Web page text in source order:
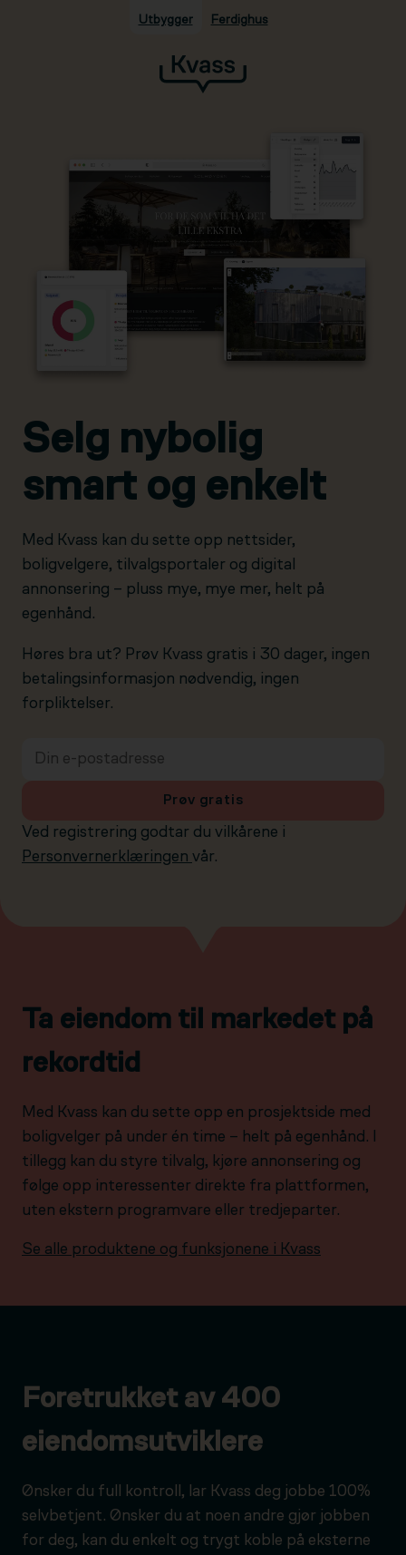
Hopp til hovedinnhold
Utbygger Ferdighus
Selg nybolig
smart og enkelt
Med Kvass kan du sette opp nettsider,
boligvelgere, tilvalgsportaler og digital
annonsering – pluss mye, mye mer, helt på
egenhånd.
Høres bra ut? Prøv Kvass gratis i 30 dager, ingen
betalingsinformasjon nødvendig, ingen
forpliktelser.
Ved registrering godtar du vilkårene i
Personvernerklæringen vår.
Prøv gratis
Ta eiendom til markedet på
rekordtid
Med Kvass kan du sette opp en prosjektside med
boligvelger på under én time – helt på egenhånd. I
tillegg kan du styre tilvalg, kjøre annonsering og
følge opp interessenter direkte fra plattformen,
uten ekstern programvare eller tredjeparter.
Se alle produktene og funksjonene i Kvass
Foretrukket av 400
eiendomsutviklere
Ønsker du full kontroll, lar Kvass deg jobbe 100%
selvbetjent. Ønsker du at noen andre gjør jobben
for deg, kan du enkelt og trygt koble på eksterne